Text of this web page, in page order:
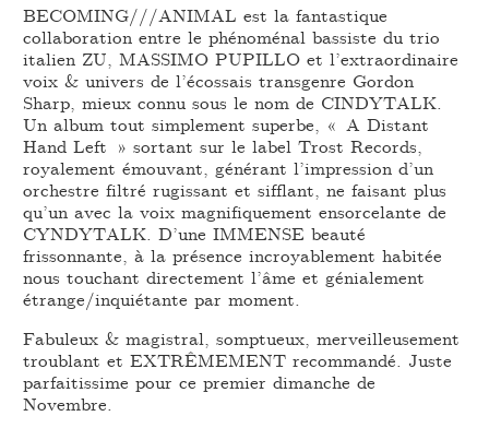
BECOMING///ANIMAL est la fantastique
collaboration entre le phénoménal bassiste du trio
italien ZU, MASSIMO PUPILLO et l’extraordinaire
voix & univers de l’écossais transgenre Gordon
Sharp, mieux connu sous le nom de CINDYTALK.
Un album tout simplement superbe, « A Distant
Hand Left » sortant sur le label Trost Records,
royalement émouvant, générant l’impression d’un
orchestre filtré rugissant et sifflant, ne faisant plus
qu’un avec la voix magnifiquement ensorcelante de
CYNDYTALK. D’une IMMENSE beauté
frissonnante, à la présence incroyablement habitée
nous touchant directement l’âme et génialement
étrange/inquiétante par moment.
Fabuleux & magistral, somptueux, merveilleusement
troublant et EXTRÊMEMENT recommandé. Juste
parfaitissime pour ce premier dimanche de
Novembre.